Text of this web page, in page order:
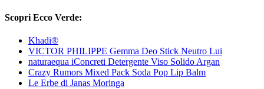
Scopri Ecco Verde:
Khadi®
VICTOR PHILIPPE Gemma Deo Stick Neutro Lui
naturaequa iConcreti Detergente Viso Solido Argan
Crazy Rumors Mixed Pack Soda Pop Lip Balm
Le Erbe di Janas Moringa